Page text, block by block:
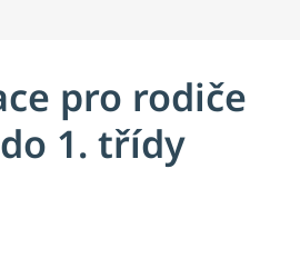
pro rodiče
1. třídy